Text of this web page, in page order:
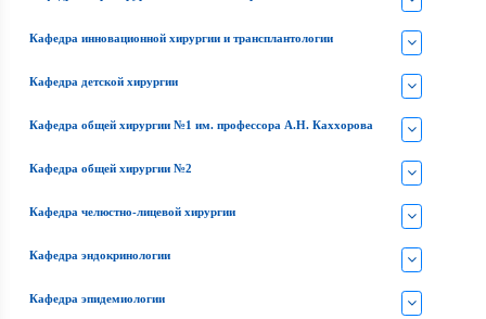
Кафедра инновационной хирургии и трансплантологии
Кафедра детской хирургии
Кафедра общей хирургии №1 им. профессора А.Н. Каххорова
Кафедра общей хирургии №2
Кафедра челюстно-лицевой хирургии
Кафедра эндокринологии
Кафедра эпидемиологии